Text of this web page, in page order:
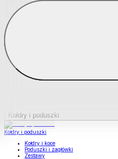
Podkładki na materace
Materace nawierzchniowe
Kołdry i poduszki
Kołdry i poduszki
Kołdry i koce
Poduszki i zagłówki
Zestawy